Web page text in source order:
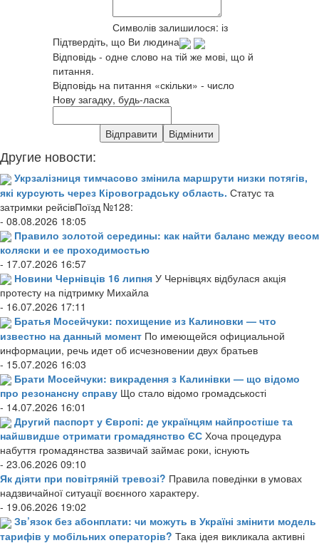
Символів залишилося: із
Підтвердіть, що Ви людина
Відповідь - одне слово на тій же мові, що й
питання.
Відповідь на питання «скільки» - число
Нову загадку, будь-ласка
Другие новости:
Укрзалізниця тимчасово змінила маршрути низки потягів,
які курсують через Кіровоградську область. Статус та
затримки рейсівПоїзд №128:
- 08.08.2026 18:05
Правило золотой середины: как найти баланс между весом
коляски и ее проходимостью
- 17.07.2026 16:57
Новини Чернівців 16 липня У Чернівцях відбулася акція
протесту на підтримку Михайла
- 16.07.2026 17:11
Братья Мосейчуки: похищение из Калиновки — что
известно на данный момент По имеющейся официальной
информации, речь идет об исчезновении двух братьев
- 15.07.2026 16:03
Брати Мосейчуки: викрадення з Калинівки — що відомо
про резонансну справу Що стало відомо громадськості
- 14.07.2026 16:01
Другий паспорт у Європі: де українцям найпростіше та
найшвидше отримати громадянство ЄС Хоча процедура
набуття громадянства зазвичай займає роки, існують
- 23.06.2026 09:10
Як діяти при повітряній тревозі? Правила поведінки в умовах
надзвичайної ситуації воєнного характеру.
- 19.06.2026 19:02
Зв’язок без абонплати: чи можуть в Україні змінити модель
тарифів у мобільних операторів? Така ідея викликала активні